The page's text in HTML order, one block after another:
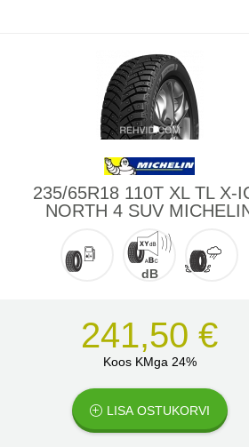
235/65R18 110T XL TL X-
NORTH 4 SUV
dB
241,50 €
Koos KMga 24%
LISA OSTUKORVI